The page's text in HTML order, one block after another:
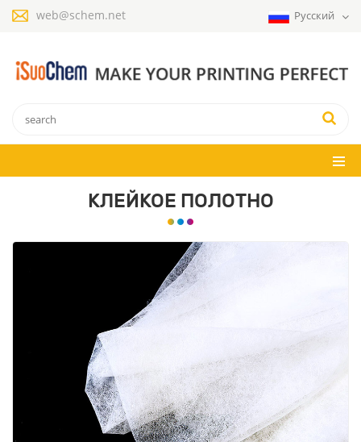
web@schem.net Русский
КЛЕЙКОЕ ПОЛОТНО